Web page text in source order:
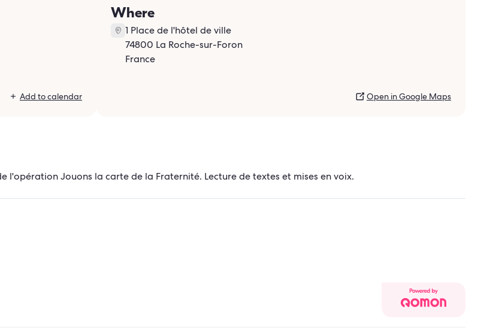
Add to calendar
Where
1 Place de l'hôtel de ville
74800 La Roche-sur-Foron
France
Open in Google Maps
l'opération Jouons la carte de la Fraternité. Lecture de textes et mises en voix.